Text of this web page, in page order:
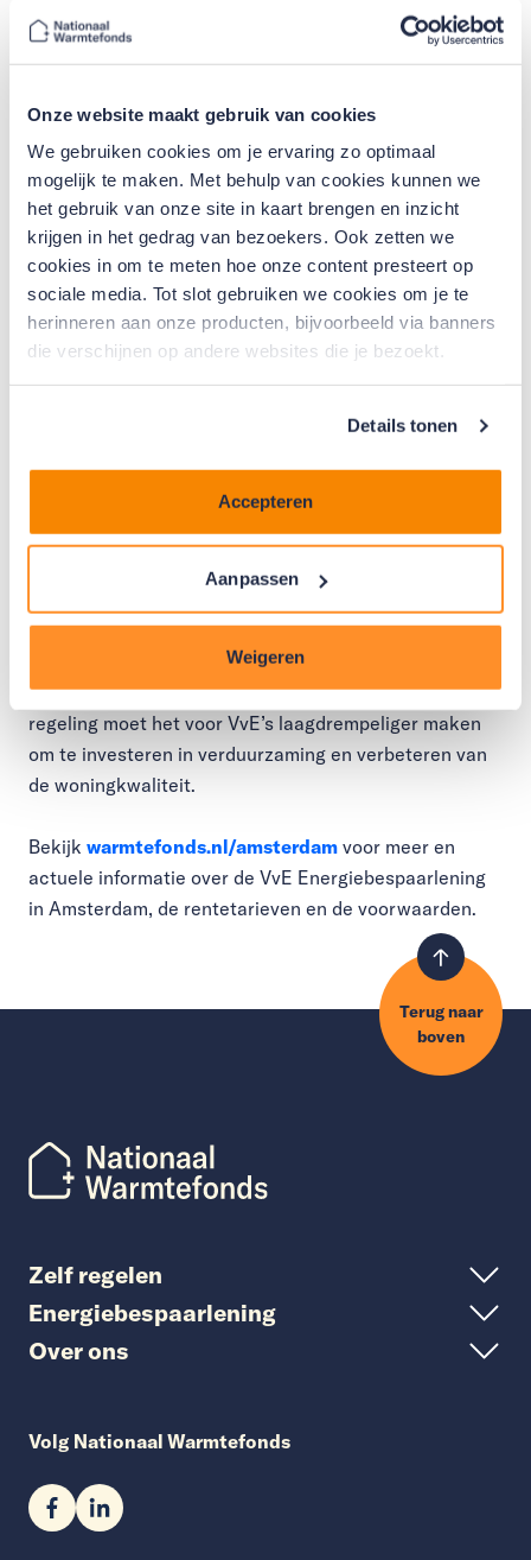
Onze website maakt gebruik van cookies
We gebruiken cookies om je ervaring zo optimaal
mogelijk te maken. Met behulp van cookies kunnen we
het gebruik van onze site in kaart brengen en inzicht
krijgen in het gedrag van bezoekers. Ook zetten we
cookies in om te meten hoe onze content presteert op
sociale media. Tot slot gebruiken we cookies om je te
herinneren aan onze producten, bijvoorbeeld via banners
die verschijnen op andere websites die je bezoekt.
Details tonen
Accepteren
Aanpassen
Weigeren
voor verduurzamingsmaatregelen. VvE’s kunnen bij het
Nationaal Warmtefonds een lening aanvragen voor
vloerisolatie, of het installeren van zonnepanelen en
van 1 procent. De korting is mogelijk vanwege een
bijdrage van 5 miljoen euro van de gemeente
Amsterdam.
Mogelijkheden
De minimale lening per vve is €25.000,-. De maximale
lening is afhankelijk van het aantal wooneenheden. Per
wooneenheid is het maximum €30.000,-. Of zelfs €
65.000,- bij een 'Zeer Energiezuinig Pakket'. De lening
kan in 10, 15 en 20 jaar worden afgelost tegen
u kiest voor het 'Zeer Energiezuinig Pakket'. Ook
kleine vve’s van 2 tot 8 wooneenheden kunnen een
lening aanvragen.
draagt bij aan de duurzaamheidsdoelen van de stad
Amsterdam. VvE’s moeten voor 2040 aardgasvrij zijn
en in 2050 passen in een klimaatneutrale stad. De
regeling moet het voor VvE’s laagdrempeliger maken
om te investeren in verduurzaming en verbeteren van
de woningkwaliteit.
Bekijk warmtefonds.nl/amsterdam voor meer en
actuele informatie over de VvE Energiebespaarlening
in Amsterdam, de rentetarieven en de voorwaarden.
Terug naar
boven
Zelf regelen
Energiebespaarlening
Over ons
Volg Nationaal Warmtefonds